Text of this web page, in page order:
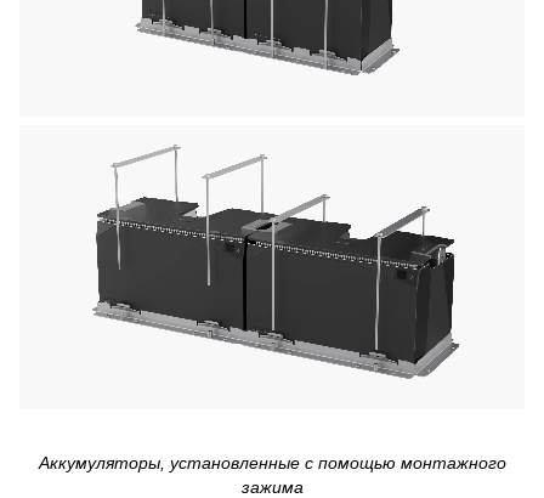
Аккумуляторы, установленные с помощью монтажного
зажима